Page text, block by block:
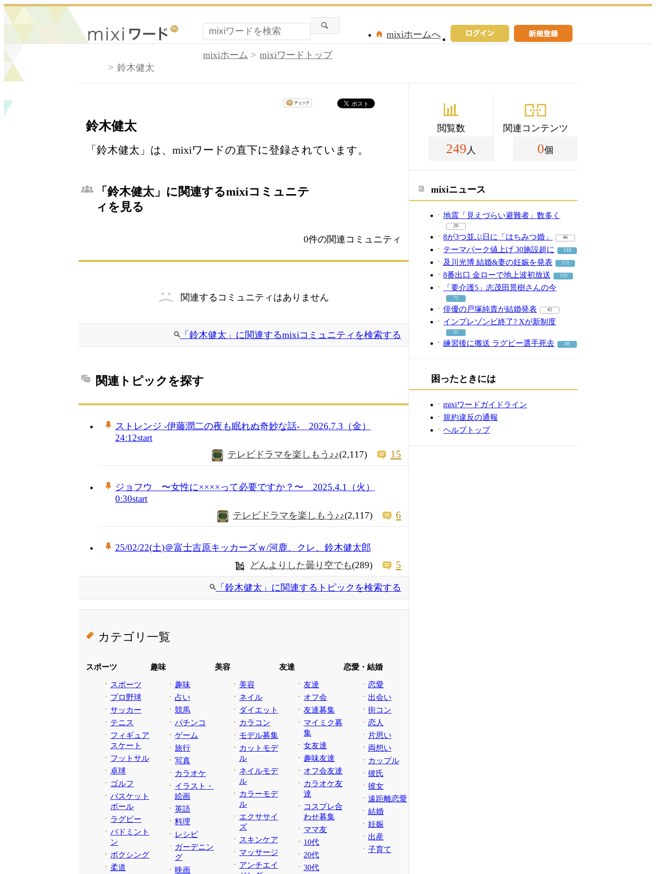
mixiホームへ
mixiホーム
mixiワードトップ
鈴木健太
鈴木健太
「鈴木健太」は、mixiワードの直下に登録されています。
「鈴木健太」に関連するmixiコミュニテ
ィを見る
0件の関連コミュニティ
関連するコミュニティはありません
「鈴木健太」に関連するmixiコミュニティを検索する
関連トピックを探す
ストレンジ -伊藤潤二の夜も眠れぬ奇妙な話- 2026.7.3（金）
24:12start
テレビドラマを楽しもう♪♪(2,117) 15
ジョフウ 〜女性に××××って必要ですか？〜 2025.4.1（火）
0:30start
テレビドラマを楽しもう♪♪(2,117) 6
25/02/22(土)＠富士吉原キッカーズｗ/河鹿、クレ、鈴木健太郎
どんよりした曇り空でも(289) 5
「鈴木健太」に関連するトピックを検索する
カテゴリ一覧
スポーツ
スポーツ
プロ野球
サッカー
テニス
フィギュア
スケート
フットサル
卓球
ゴルフ
バスケット
ボール
ラグビー
バドミント
ン
ボクシング
柔道
趣味
趣味
占い
競馬
パチンコ
ゲーム
旅行
写真
カラオケ
イラスト・
絵画
英語
料理
レシピ
ガーデニン
グ
映画
美容
美容
ネイル
ダイエット
カラコン
モデル募集
カットモデ
ル
ネイルモデ
ル
カラーモデ
ル
エクササイ
ズ
スキンケア
マッサージ
アンチエイ
友達
友達
オフ会
友達募集
マイミク募
集
女友達
趣味友達
オフ会友達
カラオケ友
達
コスプレ合
わせ募集
ママ友
10代
20代
30代
恋愛・結婚
恋愛
出会い
街コン
恋人
片思い
両想い
カップル
彼氏
彼女
遠距離恋愛
結婚
妊娠
出産
子育て
閲覧数
249 人
関連コンテンツ
0個
mixiニュース
地震「見えづらい避難者」数多く
20
8が3つ並ぶ日に「はちみつ婚」 46
テーマパーク値上げ 30施設超に 118
及川光博 結婚&妻の妊娠を発表 172
8番出口 金ローで地上波初放送 119
「要介護5」志茂田景樹さんの今
72
俳優の戸塚純貴が結婚発表 42
インプレゾンビ終了? Xが新制度
51
練習後に搬送 ラグビー選手死去 69
困ったときには
mixiワードガイドライン
規約違反の通報
ヘルプトップ